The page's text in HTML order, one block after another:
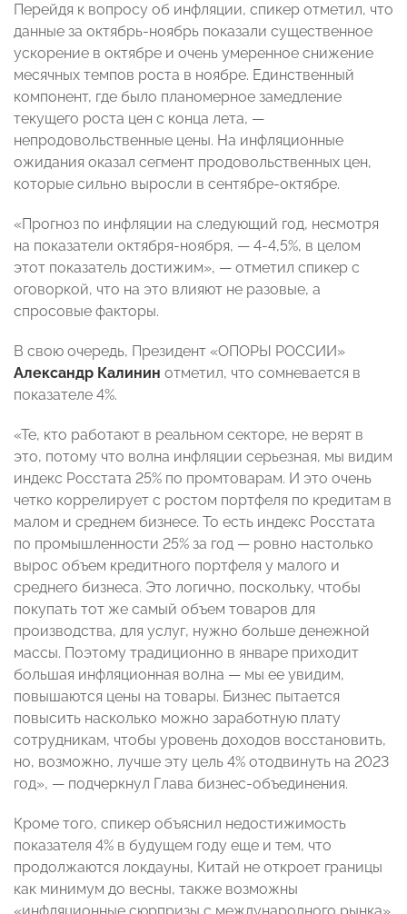
Перейдя к вопросу об инфляции, спикер отметил, что
данные за октябрь-ноябрь показали существенное
ускорение в октябре и очень умеренное снижение
месячных темпов роста в ноябре. Единственный
компонент, где было планомерное замедление
текущего роста цен с конца лета, —
непродовольственные цены. На инфляционные
ожидания оказал сегмент продовольственных цен,
которые сильно выросли в сентябре-октябре.
«Прогноз по инфляции на следующий год, несмотря
на показатели октября-ноября, — 4-4,5%, в целом
этот показатель достижим», — отметил спикер с
оговоркой, что на это влияют не разовые, а
спросовые факторы.
В свою очередь, Президент «ОПОРЫ РОССИИ»
Александр Калинин отметил, что сомневается в
показателе 4%.
«Те, кто работают в реальном секторе, не верят в
это, потому что волна инфляции серьезная, мы видим
индекс Росстата 25% по промтоварам. И это очень
четко коррелирует с ростом портфеля по кредитам в
малом и среднем бизнесе. То есть индекс Росстата
по промышленности 25% за год — ровно настолько
вырос объем кредитного портфеля у малого и
среднего бизнеса. Это логично, поскольку, чтобы
покупать тот же самый объем товаров для
производства, для услуг, нужно больше денежной
массы. Поэтому традиционно в январе приходит
большая инфляционная волна — мы ее увидим,
повышаются цены на товары. Бизнес пытается
повысить насколько можно заработную плату
сотрудникам, чтобы уровень доходов восстановить,
но, возможно, лучше эту цель 4% отодвинуть на 2023
год», — подчеркнул Глава бизнес-объединения.
Кроме того, спикер объяснил недостижимость
показателя 4% в будущем году еще и тем, что
продолжаются локдауны, Китай не откроет границы
как минимум до весны, также возможны